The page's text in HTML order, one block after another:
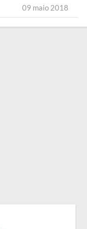
09 maio 2018